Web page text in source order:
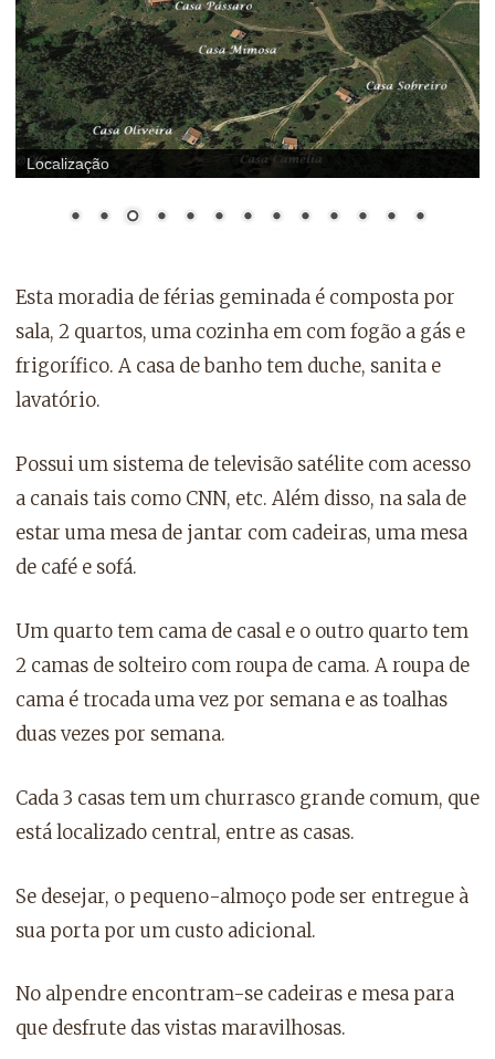
Localização
Esta moradia de férias geminada é composta por
sala, 2 quartos, uma cozinha em com fogão a gás e
frigorífico. A casa de banho tem duche, sanita e
lavatório.
Possui um sistema de televisão satélite com acesso
a canais tais como CNN, etc. Além disso, na sala de
estar uma mesa de jantar com cadeiras, uma mesa
de café e sofá.
Um quarto tem cama de casal e o outro quarto tem
2 camas de solteiro com roupa de cama. A roupa de
cama é trocada uma vez por semana e as toalhas
duas vezes por semana.
Cada 3 casas tem um churrasco grande comum, que
está localizado central, entre as casas.
Se desejar, o pequeno-almoço pode ser entregue à
sua porta por um custo adicional.
No alpendre encontram-se cadeiras e mesa para
que desfrute das vistas maravilhosas.